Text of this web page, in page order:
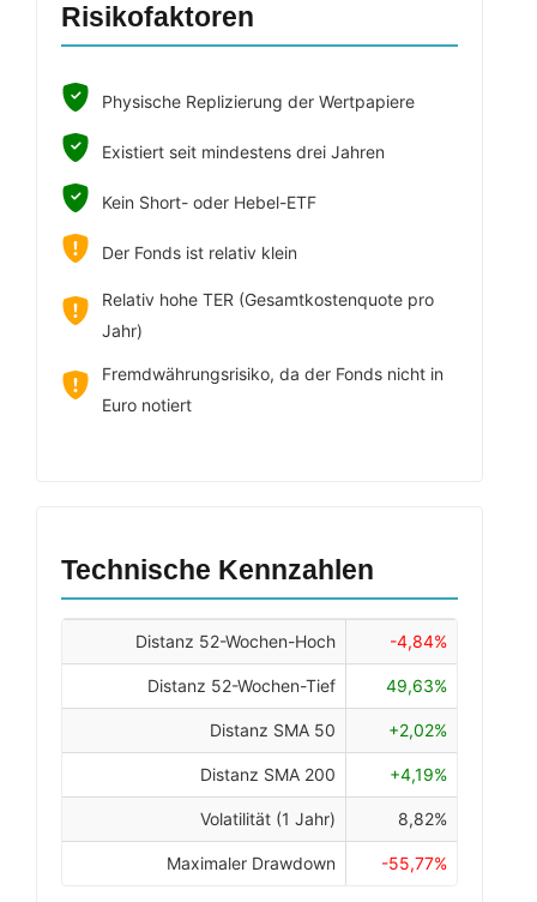
Risikofaktoren
Physische Replizierung der Wertpapiere
Existiert seit mindestens drei Jahren
Kein Short- oder Hebel-ETF
Der Fonds ist relativ klein
Relativ hohe TER (Gesamtkostenquote pro
Jahr)
Fremdwährungsrisiko, da der Fonds nicht in
Euro notiert
Technische Kennzahlen
Distanz 52-Wochen-Hoch -4,84%
Distanz 52-Wochen-Tief 49,63%
Distanz SMA 50 +2,02%
Distanz SMA 200 +4,19%
Volatilität (1 Jahr) 8,82%
Maximaler Drawdown -55,77%